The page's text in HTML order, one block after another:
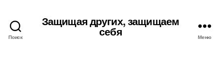
Поиск
Защищая других, защищаем
себя Меню